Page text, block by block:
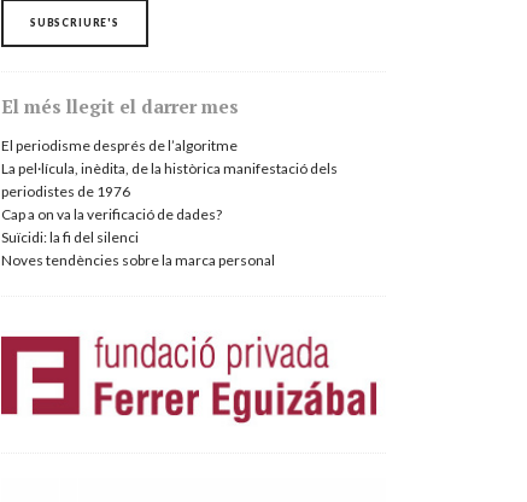
El més llegit el darrer mes
El periodisme després de l’algoritme
La pel·lícula, inèdita, de la històrica manifestació dels
periodistes de 1976
Cap a on va la verificació de dades?
Suïcidi: la fi del silenci
Noves tendències sobre la marca personal